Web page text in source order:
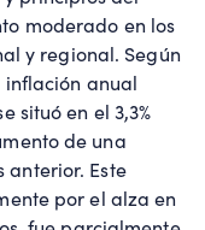
moderado en los
y regional. Según
anual
situó en el 3,3%
de una
anterior. Este
por el alza en